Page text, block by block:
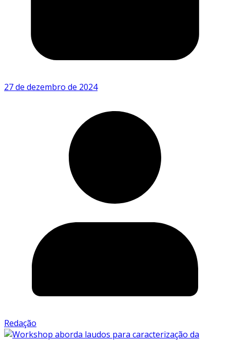
27 de dezembro de 2024
Redação